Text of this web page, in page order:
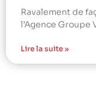
Ravalement de
l’Agence Groupe
Lire la suite »